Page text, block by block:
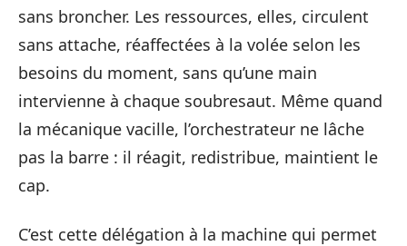
sans broncher. Les ressources, elles, circulent
sans attache, réaffectées à la volée selon les
besoins du moment, sans qu’une main
intervienne à chaque soubresaut. Même quand
la mécanique vacille, l’orchestrateur ne lâche
pas la barre : il réagit, redistribue, maintient le
cap.
C’est cette délégation à la machine qui permet